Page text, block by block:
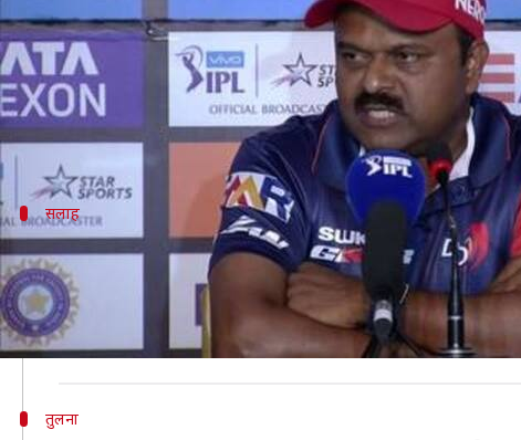
क्या है खबर?
भारतीय टीम में एमएस धोनी के सबसे बड़े उत्तराधिकारी
अपने लचर प्रदर्शन के कारण भारतीय टेस्ट टीम से बाहर होने
सलाह
IPL में रिकी पोंटिंग ने पंत को खुलकर खेलने को
दिल्ली कैपिटल्स के सहायक कोच प्रवीण आमरे ने कहा, "पंत
उन्होंने आगे कहा, "यह पंत पर था कि वो ज्यादा से ज्यादा
छोटे-छोटे भागो में बांटो।"
तुलना